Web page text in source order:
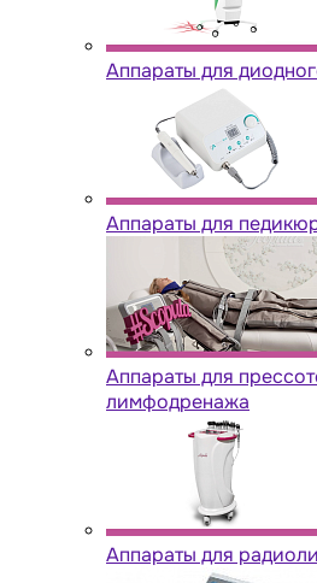
Аппараты для
Аппараты для
Аппараты для
лимфодренажа
Аппараты для